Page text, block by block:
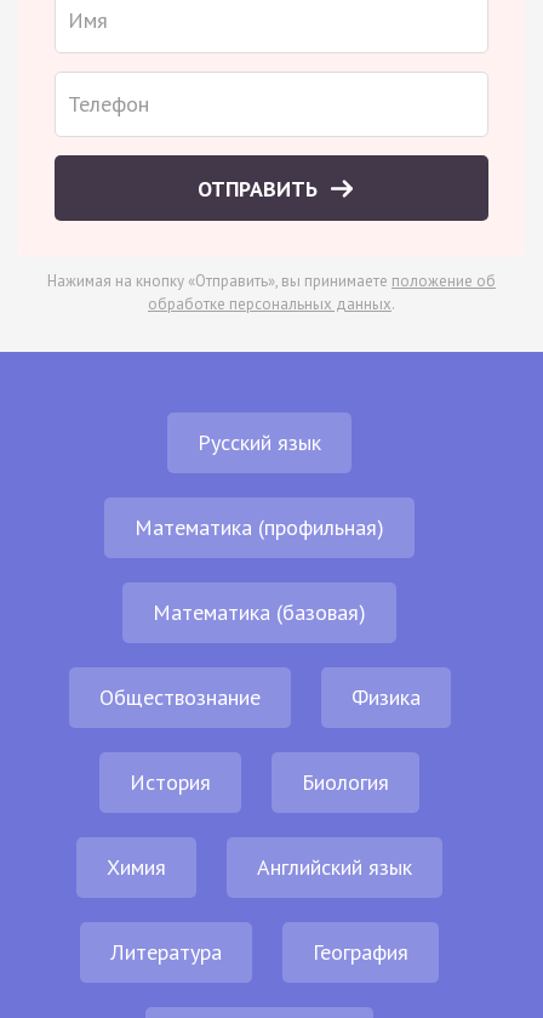
ОТПРАВИТЬ
Нажимая на кнопку «Отправить», вы принимаете положение об
обработке персональных данных.
Русский язык
Математика (профильная)
Математика (базовая)
Обществознание Физика
История Биология
Химия Английский язык
Литература География